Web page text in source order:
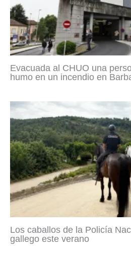
Evacuada al CHUO una
humo en un incendio en
Los caballos de la Policía
gallego este verano